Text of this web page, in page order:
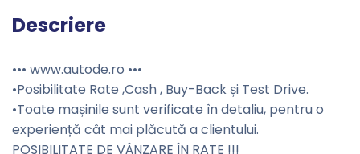
Descriere
••• www.autode.ro •••
•Posibilitate Rate ,Cash , Buy-Back și Test Drive.
•Toate mașinile sunt verificate în detaliu, pentru o
experiență cât mai plăcută a clientului.
POSIBILITATE DE VÂNZARE ÎN RATE !!!